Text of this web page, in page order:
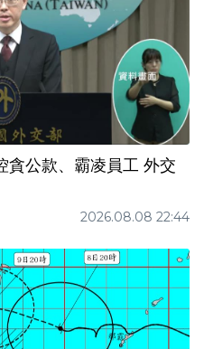
貪公款、霸凌員工 外交
2026.08.08 22:44